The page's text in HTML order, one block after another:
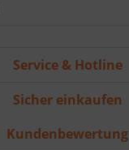
Service & Hotline
Sicher einkaufen
Kundenbewertung